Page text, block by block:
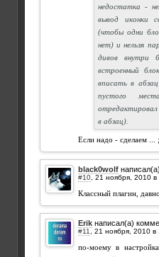
недостатка -
вывод иконки
(чтобы одни
нет) и нельзя
дивов внутри
встроенный
вписать в
пустого
в абзац).
Если надо - сделаем ...
black0wolf
#10
Классный плагин,
Erik написал(а)
#11
по-моему в